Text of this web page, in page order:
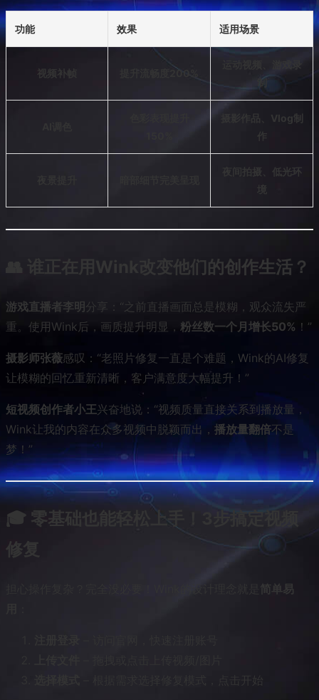
功能 效果 适用场景
视频补帧 提升流畅度200%
制
摄影作品、Vlog制
作
夜间拍摄、低光环
境
👥 谁正在用Wink改变他们的创作生活？
游戏直播者李明 分享：“之前直播画面总是模糊，观众流失严
重。使用Wink后，画质提升明显， 粉丝数一个月增长50% ！”
摄影师张薇感叹：“老照片修复一直是个难题，Wink的AI修复
让模糊的回忆重新清晰，客户满意度大幅提升！”
短视频创作者小王兴奋地说：“视频质量直接关系到播放量，
Wink让我的内容在众多视频中脱颖而出， 播放量翻倍不是
梦！”
🎓 零基础也能轻松上手！3步搞定视频
修复
简单易
– 根据需求选择修复模式，点击开始